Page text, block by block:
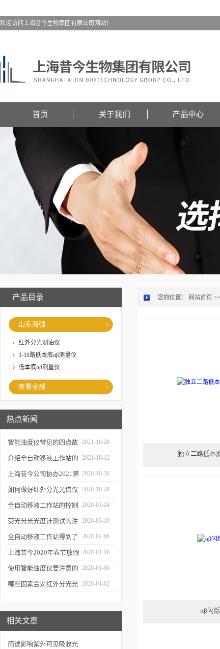
欢迎访问上海昔今生物集团有限公司网站！
首页 关于我们 产品中心
产品目录
山东海强
红外分光测油仪
1-10路低本底αβ测量仪
低本底αβ测量仪
查看全部
热点新闻
智能浊度仪常见的四点故
障
2021-10-28
介绍全自动移液工作站的
三种移液方式
2021-10-12
上海昔今公司协办2021第
二届上海沪助科研圈发展
年会
2020-10-30
如何做好红外分光光谱仪
的防潮工作
2020-10-28
全自动移液工作站的控制
软件有哪些特点
2020-03-24
荧光分光光度计测试的注
意事项有哪些
2020-03-19
全自动移液工作站得到了
广泛的应用
2020-02-06
上海昔今2020年春节放假
通知
2020-01-16
使用智能浊度仪要注意的
几个要点
2020-01-06
哪些因素会对红外分光光 2020-01-02
相关文章
简述影响紫外可见吸收光
您的位置： 网站首页
独立二路低本
αβ闪